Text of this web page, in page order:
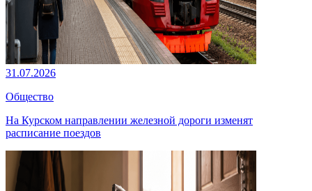
31.07.2026
Общество
На Курском направлении железной дороги изменят
расписание поездов